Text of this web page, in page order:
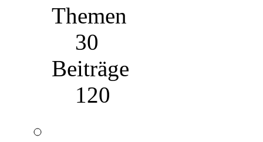
Themen
30
Beiträge
120